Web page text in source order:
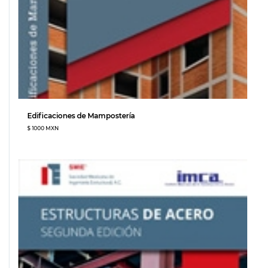
Edificaciones de Mampostería
$ 1000 MXN